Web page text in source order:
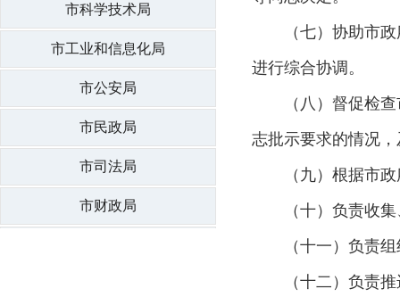
市科学技术局
市工业和信息化局
市公安局
市民政局
市司法局
市财政局
（七）协助市
进行综合协调。
（八）督促检
志批示要求的情况
（九）根据市
（十）负责收
（十一）负责
（十二）负责